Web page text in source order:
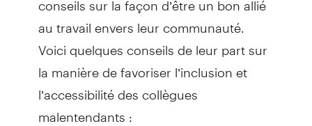
au travail envers leur communauté.
Voici quelques conseils de leur part sur
la manière de favoriser l’inclusion et
l’accessibilité des collègues
malentendants :